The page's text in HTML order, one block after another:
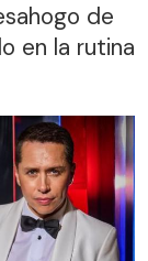
de
en la rutina